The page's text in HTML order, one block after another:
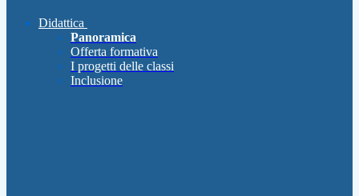
Didattica
Panoramica
Offerta formativa
I progetti delle classi
Inclusione